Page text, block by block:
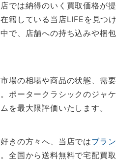
では納得のいく買取価格が
籍している当店LIFEを見つ
で、店舗への持ち込みや梱
場の相場や商品の状態、需
ポータークラシックのジャ
を最大限評価いたします。
きの方々へ、当店ではブラ
全国から送料無料で宅配買